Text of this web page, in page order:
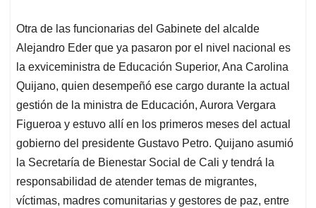
Otra de las funcionarias del Gabinete del alcalde
Alejandro Eder que ya pasaron por el nivel nacional es
la exviceministra de Educación Superior, Ana Carolina
Quijano, quien desempeñó ese cargo durante la actual
gestión de la ministra de Educación, Aurora Vergara
Figueroa y estuvo allí en los primeros meses del actual
gobierno del presidente Gustavo Petro. Quijano asumió
la Secretaría de Bienestar Social de Cali y tendrá la
responsabilidad de atender temas de migrantes,
víctimas, madres comunitarias y gestores de paz, entre